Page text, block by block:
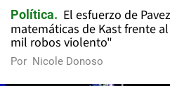
Política
El esfuerzo de
matemáticas de Kast frente
mil robos violento"
Por Nicole Donoso